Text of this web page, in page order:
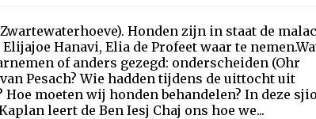
Honden zijn in staat de
Hanavi, Elia de Profeet waar te
of anders gezegd: onderscheiden (Ohr
Pesach? Wie hadden tijdens de uittocht uit
moeten wij honden behandelen? In deze
leert de Ben Iesj Chaj ons hoe we...